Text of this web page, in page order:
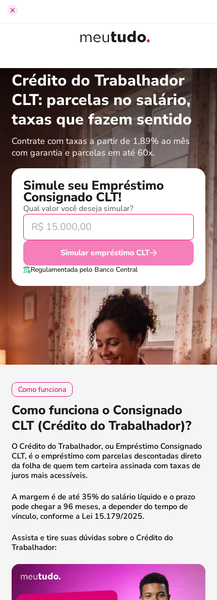
Crédito do Trabalhador
CLT: parcelas no salário,
taxas que fazem sentido
Contrate com taxas a partir de 1,89% ao mês
com garantia e parcelas em até 60x.
Simule seu Empréstimo
Consignado CLT!
Qual valor você deseja simular?
Simular empréstimo CLT
Regulamentada pelo Banco Central
Como funciona
Como funciona o Consignado
CLT (Crédito do Trabalhador)?
O Crédito do Trabalhador, ou Empréstimo Consignado
CLT, é o empréstimo com parcelas descontadas direto
da folha de quem tem carteira assinada com taxas de
juros mais acessíveis.
A margem é de até 35% do salário líquido e o prazo
pode chegar a 96 meses, a depender do tempo de
vínculo, conforme a Lei 15.179/2025.
Assista e tire suas dúvidas sobre o Crédito do
Trabalhador: